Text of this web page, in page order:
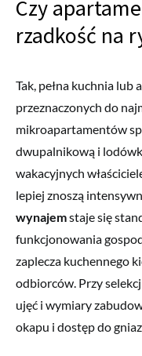
Czy
rzadkość na
Tak, pełna kuchnia lub
przeznaczonych do
mikroapartamentów
dwupalnikową i
wakacyjnych
lepiej znoszą
wynajemstaje się
funkcjonowania
zaplecza kuchennego
odbiorców. Przy
ujęć i wymiary
okapu i dostęp do